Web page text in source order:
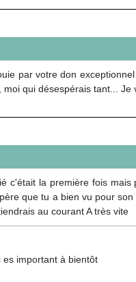
par votre don
qui désespérais tant...
c'était la première fois
que tu a bien vu pour
au courant A très vite
es important à bientôt